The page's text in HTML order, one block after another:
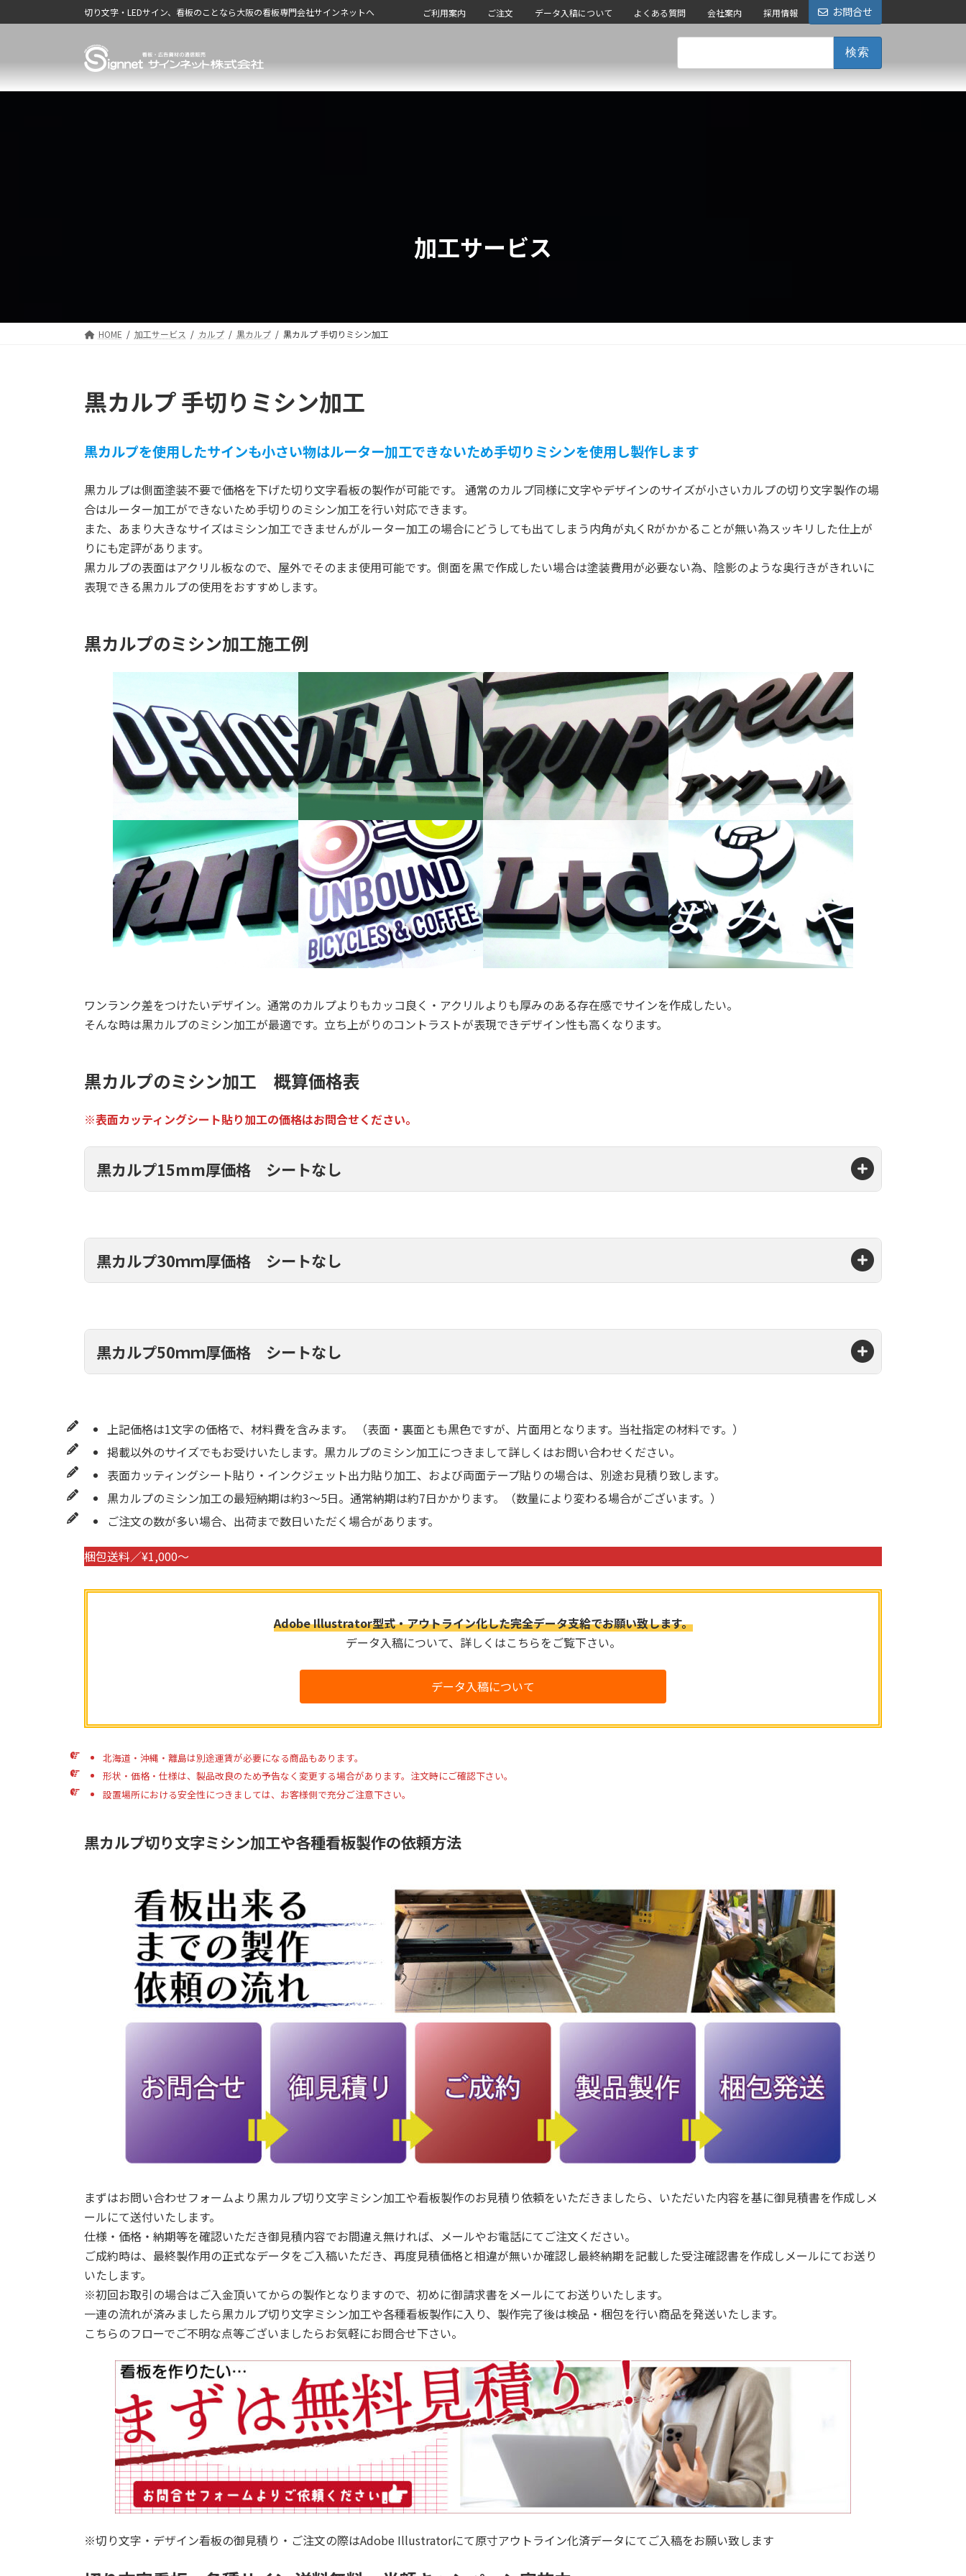
ン
ツ
へ
ビ
シ
ョ
切り文字・LEDサイン、看板のことなら大阪の看板専門会社サインネットへ ご利用案内 ご注文 データ入稿について よくある質問 会社案内 採用情報 お問合せ
加工サービス
HOME 加工サービス カルプ 黒カルプ 黒カルプ 手切りミシン加工
黒カルプ 手切りミシン加工
黒カルプを使用したサインも小さい物はルーター加工できないため手切りミシンを使用し製作します
黒カルプは側面塗装不要で価格を下げた切り文字看板の製作が可能です。 通常のカルプ同様に文字やデザインのサイズが小さいカルプの切り文字製作の場
合はルーター加工ができないため手切りのミシン加工を行い対応できます。
また、あまり大きなサイズはミシン加工できませんがルーター加工の場合にどうしても出てしまう内角が丸くRがかかることが無い為スッキリした仕上が
りにも定評があります。
黒カルプの表面はアクリル板なので、屋外でそのまま使用可能です。側面を黒で作成したい場合は塗装費用が必要ない為、陰影のような奥行きがきれいに
表現できる黒カルプの使用をおすすめします。
黒カルプのミシン加工施工例
ワンランク差をつけたいデザイン。通常のカルプよりもカッコ良く・アクリルよりも厚みのある存在感でサインを作成したい。
そんな時は黒カルプのミシン加工が最適です。立ち上がりのコントラストが表現できデザイン性も高くなります。
黒カルプのミシン加工 概算価格表
※表面カッティングシート貼り加工の価格はお問合せください。
黒カルプ15mm厚価格 シートなし
黒カルプ30ｍｍ厚価格 シートなし
黒カルプ50ｍｍ厚価格 シートなし
上記価格は1文字の価格で、材料費を含みます。 （表面・裏面とも黒色ですが、片面用となります。当社指定の材料です。）
掲載以外のサイズでもお受けいたします。黒カルプのミシン加工につきまして詳しくはお問い合わせください。
表面カッティングシート貼り・インクジェット出力貼り加工、および両面テープ貼りの場合は、別途お見積り致します。
黒カルプのミシン加工の最短納期は約3～5日。通常納期は約7日かかります。（数量により変わる場合がございます。）
ご注文の数が多い場合、出荷まで数日いただく場合があります。
梱包送料／¥1,000～
Adobe Illustrator型式・アウトライン化した完全データ支給でお願い致します。
データ入稿について、詳しくはこちらをご覧下さい。
データ入稿について
北海道・沖縄・離島は別途運賃が必要になる商品もあります。
形状・価格・仕様は、製品改良のため予告なく変更する場合があります。注文時にご確認下さい。
設置場所における安全性につきましては、お客様側で充分ご注意下さい。
黒カルプ切り文字ミシン加工や各種看板製作の依頼方法
まずはお問い合わせフォームより黒カルプ切り文字ミシン加工や看板製作のお見積り依頼をいただきましたら、いただいた内容を基に御見積書を作成しメ
ールにて送付いたします。
仕様・価格・納期等を確認いただき御見積内容でお間違え無ければ、メールやお電話にてご注文ください。
ご成約時は、最終製作用の正式なデータをご入稿いただき、再度見積価格と相違が無いか確認し最終納期を記載した受注確認書を作成しメールにてお送り
いたします。
※初回お取引の場合はご入金頂いてからの製作となりますので、初めに御請求書をメールにてお送りいたします。
一連の流れが済みましたら黒カルプ切り文字ミシン加工や各種看板製作に入り、製作完了後は検品・梱包を行い商品を発送いたします。
こちらのフローでご不明な点等ございましたらお気軽にお問合せ下さい。
※切り文字・デザイン看板の御見積り・ご注文の際はAdobe Illustratorにて原寸アウトライン化済データにてご入稿をお願い致します